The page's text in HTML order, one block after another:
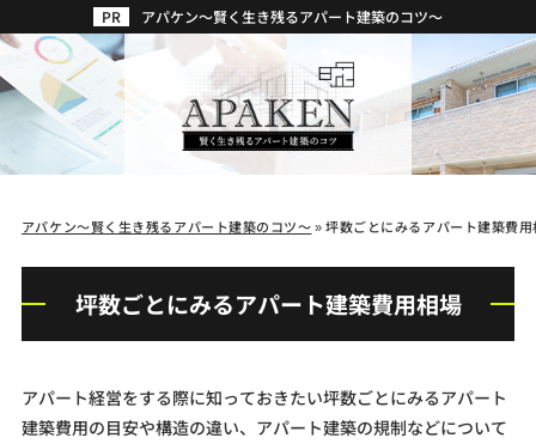
アパケン～賢く生き残るアパート建築のコツ～
アパケン～賢く生き残るアパート建築のコツ～»坪数ごとにみるアパート建築費
坪数ごとにみるアパート建築費用相場
アパート経営をする際に知っておきたい坪数ごとにみるアパート
建築費用の目安や構造の違い、アパート建築の規制などについて